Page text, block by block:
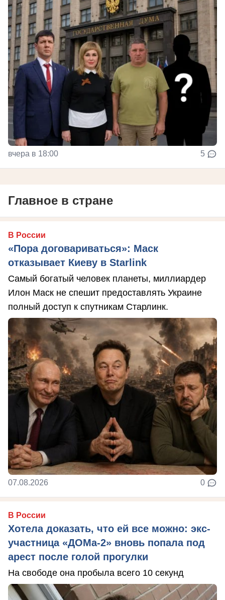
вчера в 18:00 5
Главное в стране
В России
«Пора договариваться»: Маск
отказывает Киеву в Starlink
Самый богатый человек планеты, миллиардер
Илон Маск не спешит предоставлять Украине
полный доступ к спутникам Старлинк.
07.08.2026 0
В России
Хотела доказать, что ей все можно: экс-
участница «ДОМа-2» вновь попала под
арест после голой прогулки
На свободе она пробыла всего 10 секунд